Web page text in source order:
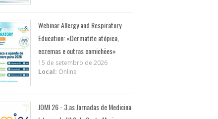
Webinar Allergy and Respiratory
Education: «Dermatite atópica,
eczemas e outras comichões»
15 de setembro de 2026
Local: Online
JOMI 26 - 3.as Jornadas de Medicina